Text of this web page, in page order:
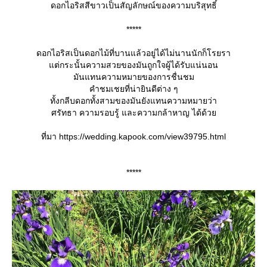
ดอกไอริสสีขาวเป็นสัญลักษณ์ของความบริสุทธิ์
*****
ดอกไอริสเป็นดอกไม้ที่บานแล้วอยู่ได้ไม่นานนักก็โรยรา
ต่กระนั้นความสวยของมันถูกใจผู้ได้รับแน่นอน
มันแทนความหมายของการชื่นชม
คำชมเชยที่น่ายินดีต่าง ๆ
ทั้งกลีบดอกทั้งสามของมันยังแทนความหมายว่า
ศรัทธา ความรอบรู้ และความกล้าหาญ ได้ด้ว
ที่มา https://wedding.kapook.com/view39795.html
*****